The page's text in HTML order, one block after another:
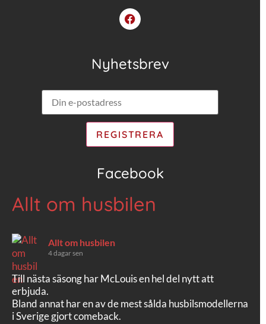
Nyhetsbrev
Facebook
Allt om husbilen
Allt om husbilen
4 dagar sen
Till nästa säsong har McLouis en hel del nytt att
erbjuda.
Bland annat har en av de mest sålda husbilsmodellerna
i Sverige gjort comeback.